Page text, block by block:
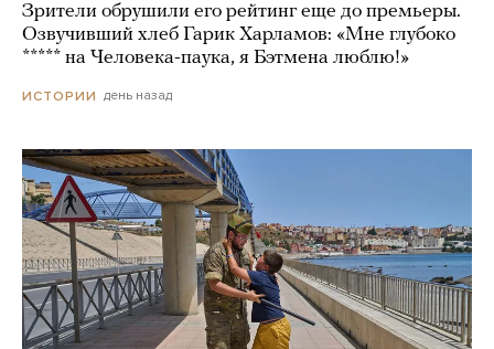
Зрители обрушили его рейтинг еще до премьеры.
Озвучивший хлеб Гарик Харламов: «Мне глубоко
***** на Человека-паука, я Бэтмена люблю!»
ИСТОРИИ день назад